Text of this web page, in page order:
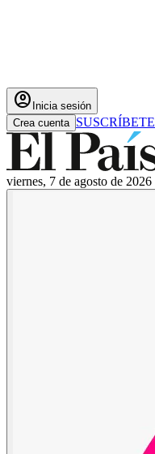
account_circle Inicia sesión
Crea cuenta SUSCRÍBETE
viernes, 7 de agosto de 2026